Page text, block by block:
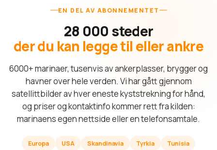
EN DEL AV ABONNEMENTET
28 000 steder
der du kan legge til eller ankre
6000+ marinaer, tusenvis av ankerplasser, brygger og
havner over hele verden. Vi har gått gjennom
satellittbilder av hver eneste kyststrekning for hånd,
og priser og kontaktinfo kommer rett fra kilden:
marinaens egen nettside eller en telefonsamtale.
Europa USA Skandinavia Tyrkia
Tunisia